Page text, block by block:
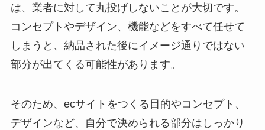
は、業者に対して丸投げしないことが大切です。
コンセプトやデザイン、機能などをすべて任せて
しまうと、納品された後にイメージ通りではない
部分が出てくる可能性があります。
そのため、ecサイトをつくる目的やコンセプト、
デザインなど、自分で決められる部分はしっかり